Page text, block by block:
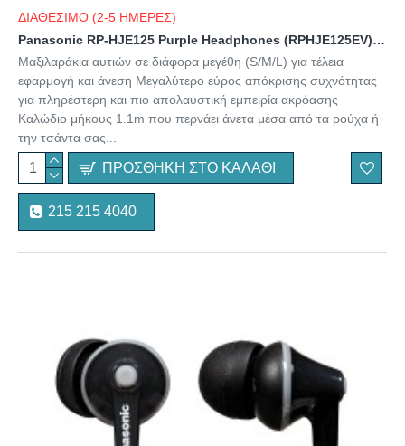
ΔΙΑΘΕΣΙΜΟ (2-5 ΗΜΕΡΕΣ)
Panasonic RP-HJE125 Purple Headphones (RPHJE125EV) (PANRPHJE125EV)
Μαξιλαράκια αυτιών σε διάφορα μεγέθη (S/M/L) για τέλεια
εφαρμογή και άνεση Μεγαλύτερο εύρος απόκρισης συχνότητας
για πληρέστερη και πιο απολαυστική εμπειρία ακρόασης
Καλώδιο μήκους 1.1m που περνάει άνετα μέσα από τα ρούχα ή
την τσάντα σας...
ΠΡΟΣΘΉΚΗ ΣΤΟ ΚΑΛΆΘΙ
215 215 4040